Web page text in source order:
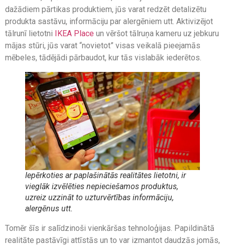
dažādiem pārtikas produktiem, jūs varat redzēt detalizētu
produkta sastāvu, informāciju par alergēniem utt. Aktivizējot
tālrunī lietotni IKEA Place un vēršot tālruņa kameru uz jebkuru
mājas stūri, jūs varat “novietot” visas veikalā pieejamās
mēbeles, tādējādi pārbaudot, kur tās vislabāk iederētos.
Iepērkoties ar paplašinātās realitātes lietotni, ir
vieglāk izvēlēties nepieciešamos produktus,
uzreiz uzzināt to uzturvērtības informāciju,
alergēnus utt.
Tomēr šīs ir salīdzinoši vienkāršas tehnoloģijas. Papildinātā
realitāte pastāvīgi attīstās un to var izmantot daudzās jomās,